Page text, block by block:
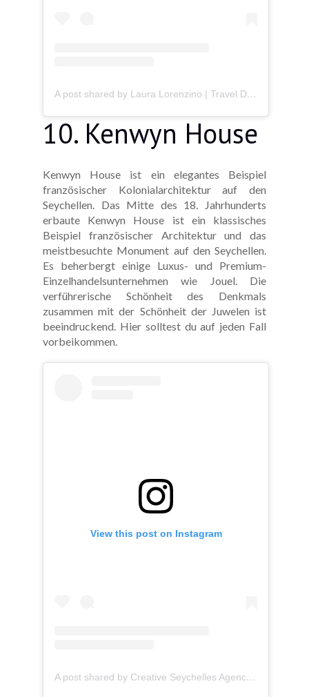
A post shared by Laura Lorenzino | Travel Designer (@seychellesexpert)
10. Kenwyn House
Kenwyn House ist ein elegantes Beispiel
französischer Kolonialarchitektur auf den
Seychellen. Das Mitte des 18. Jahrhunderts
erbaute Kenwyn House ist ein klassisches
Beispiel französischer Architektur und das
meistbesuchte Monument auf den Seychellen.
Es beherbergt einige Luxus- und Premium-
Einzelhandelsunternehmen wie Jouel. Die
verführerische Schönheit des Denkmals
zusammen mit der Schönheit der Juwelen ist
beeindruckend. Hier solltest du auf jeden Fall
vorbeikommen.
View this post on Instagram
A post shared by Creative Seychelles Agency (@creativeseychellesagency)